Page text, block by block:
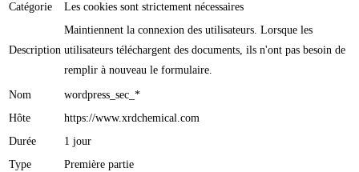
Catégorie
Les cookies sont strictement nécessaires
Description
Maintiennent la connexion des utilisateurs. Lorsque les
utilisateurs téléchargent des documents, ils n'ont pas besoin de
remplir à nouveau le formulaire.
Nom
wordpress_sec_*
Hôte
https://www.xrdchemical.com
Durée
1 jour
Type
Première partie